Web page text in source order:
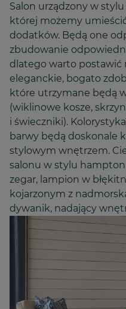
Salon urządzony w
której możemy
dodatków. Będą one
zbudowanie
dlatego warto postawić
eleganckie, bogato
które utrzymane będą
(wiklinowe kosze,
i świeczniki).
barwy będą doskonale
stylowym wnętrzem.
salonu w stylu
zegar, lampion w
kojarzonym z
dywanik, nadający